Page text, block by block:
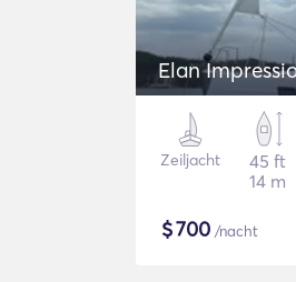
Elan
Zeiljacht
45 ft
14 m
$700 /nacht